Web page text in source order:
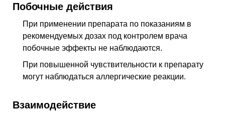
Побочные действия
При применении препарата по показаниям в
рекомендуемых дозах под контролем врача
побочные эффекты не наблюдаются.
При повышенной чувствительности к препарату
могут наблюдаться аллергические реакции.
Взаимодействие